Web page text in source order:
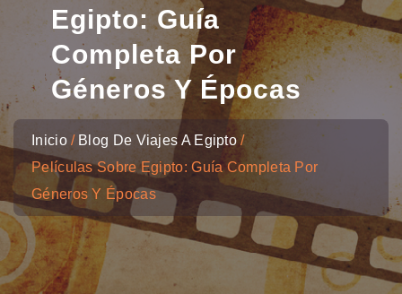
Egipto: Guía
Completa Por
Géneros Y Épocas
Inicio
Blog De Viajes A Egipto
Películas Sobre Egipto: Guía Completa Por
Géneros Y Épocas